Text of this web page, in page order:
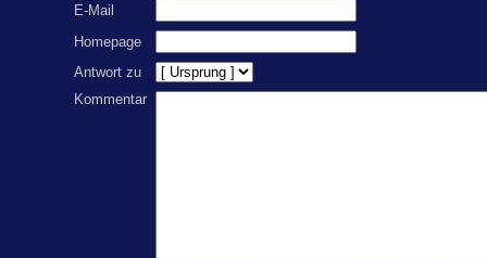
E-Mail
Homepage
Antwort zu
Kommentar